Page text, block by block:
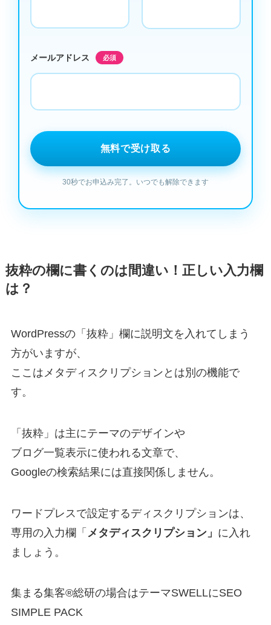
メールアドレス 必須
抜粋の欄に書くのは間違い！正しい入力欄
は？
WordPressの「抜粋」欄に説明文を入れてしまう
方がいますが、
ここはメタディスクリプションとは別の機能で
す。
「抜粋」は主にテーマのデザインや
ブログ一覧表示に使われる文章で、
Googleの検索結果には直接関係しません。
ワードプレスで設定するディスクリプションは、
専用の入力欄「 メタディスクリプション」 に入れ
ましょう。
集まる集客®︎総研の場合はテーマSWELLにSEO
SIMPLE PACK